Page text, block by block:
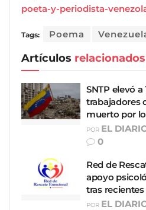
poeta-y-periodista-
Tags: Poema
Artículos relacionados
SNTP elevó a
trabajadores
muerto por
POR EL
0
Red de
apoyo
tras
POR EL